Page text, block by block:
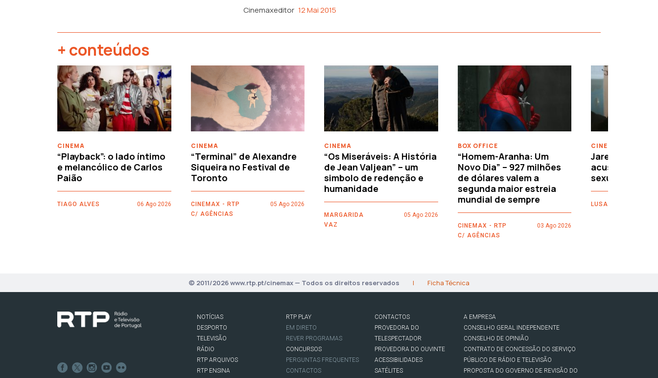
Cinemaxeditor 12 Mai 2015
+ conteúdos
CINEMA
“Playback”: o lado íntimo
e melancólico de Carlos
Paião
TIAGO ALVES 06 Ago 2026
CINEMA
“Terminal” de Alexandre
Siqueira no Festival de
Toronto
CINEMAX - RTP
C/ AGÊNCIAS
05 Ago 2026
CINEMA
“Os Miseráveis: A História
de Jean Valjean” – um
simbolo de redenção e
humanidade
MARGARIDA
VAZ
05 Ago 2026
BOX OFFICE
“Homem-Aranha: Um
Novo Dia” – 927 milhões
de dólares valem a
segunda maior estreia
mundial de sempre
CINEMAX - RTP
C/ AGÊNCIAS
03 Ago 2026
CINEMA
Jared Leto
acusações de
sexuais
LUSA
‹
© 2011/2026 www.rtp.pt/cinemax — Todos os direitos reservados | Ficha Técnica
NOTÍCIAS
DESPORTO
TELEVISÃO
RÁDIO
RTP ARQUIVOS
RTP ENSINA
RTP PLAY
EM DIRETO
REVER PROGRAMAS
CONCURSOS
PERGUNTAS FREQUENTES
CONTACTOS
CONTACTOS
PROVEDORA DO
TELESPECTADOR
PROVEDORA DO OUVINTE
ACESSIBILIDADES
SATÉLITES
A EMPRESA
CONSELHO GERAL INDEPENDENTE
CONSELHO DE OPINIÃO
CONTRATO DE CONCESSÃO DO SERVIÇO
PÚBLICO DE RÁDIO E TELEVISÃO
PROPOSTA DO GOVERNO DE REVISÃO DO